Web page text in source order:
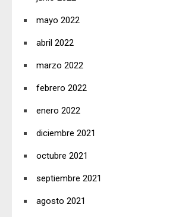
mayo 2022
abril 2022
marzo 2022
febrero 2022
enero 2022
diciembre 2021
octubre 2021
septiembre 2021
agosto 2021